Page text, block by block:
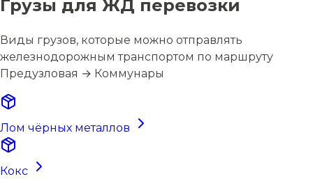
Грузы для ЖД перевозки
Виды грузов, которые можно отправлять
железнодорожным транспортом по маршруту
Предузловая → Коммунары
Лом чёрных металлов
Кокс